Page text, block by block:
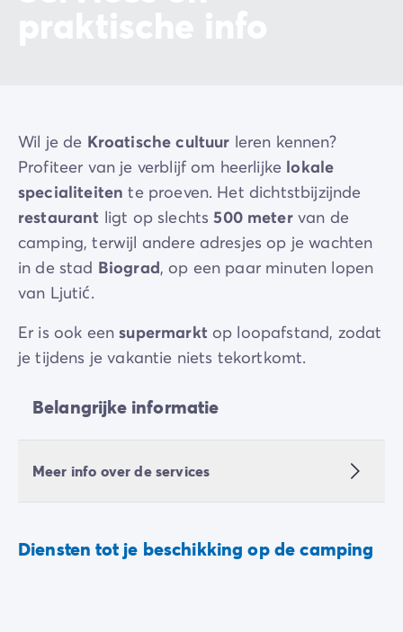
Wil je de Kroatische cultuur leren kennen?
Profiteer van je verblijf om heerlijke lokale
specialiteiten te proeven. Het dichtstbijzijnde
restaurant ligt op slechts500 metervan de
camping, terwijl andere adresjes op je wachten
in de stad Biograd, op een paar minuten lopen
van Ljutić.
Er is ook eensupermarkt op loopafstand, zodat
je tijdens je vakantie niets tekortkomt.
Belangrijke informatie
Meer info over de services
Diensten tot je beschikking op de camping